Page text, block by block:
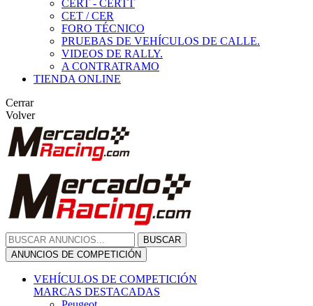
CERT - CERTT
CET / CER
FORO TÉCNICO
PRUEBAS DE VEHÍCULOS DE CALLE.
VIDEOS DE RALLY.
A CONTRATRAMO
TIENDA ONLINE
Cerrar
Volver
BUSCAR
ANUNCIOS DE COMPETICIÓN
VEHÍCULOS DE COMPETICIÓN
MARCAS DESTACADAS